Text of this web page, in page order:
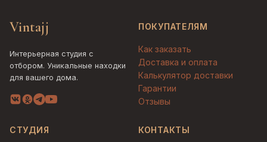
Vintajj
Интерьерная студия с
отбором. Уникальные находки
для вашего дома.
ПОКУПАТЕЛЯМ
Как заказать
Доставка и оплата
Калькулятор доставки
Гарантии
Отзывы
СТУДИЯ КОНТАКТЫ